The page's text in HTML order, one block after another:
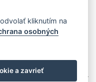
CHUŤ ZCHUBNÚŤ!
Web:
kliknutím na
osobných
a zavrieť